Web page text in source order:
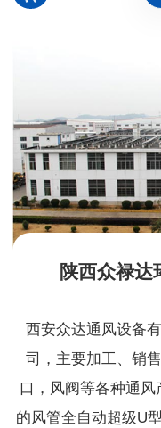
陕西众禄达
西安众达通风设备
司，主要加工、销
口，风阀等各种通
的风管全自动超级U